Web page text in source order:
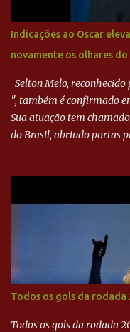
minutos, Jefferson
minutos depois,
goleiro rival, que
outra boa chance, mas
Indicações ao Oscar
novamente os olhares do
Selton Melo,
", também é confirmado
Sua atuação tem
do Brasil, abrindo portas
Todos os gols da rodada
Todos os gols da rodada